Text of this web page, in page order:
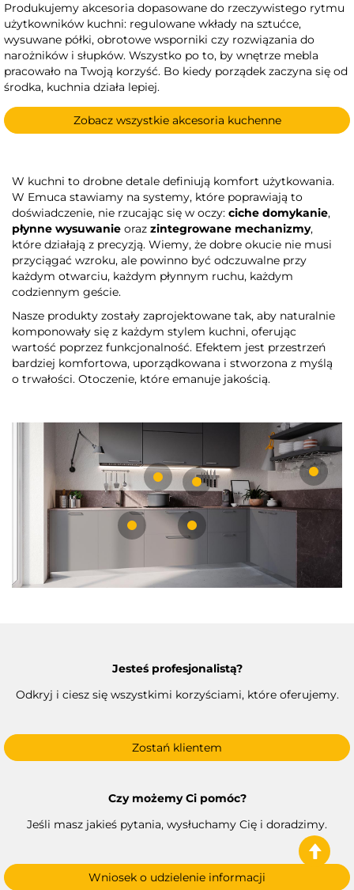
Produkujemy akcesoria dopasowane do rzeczywistego rytmu
użytkowników kuchni: regulowane wkłady na sztućce,
wysuwane półki, obrotowe wsporniki czy rozwiązania do
narożników i słupków. Wszystko po to, by wnętrze mebla
pracowało na Twoją korzyść. Bo kiedy porządek zaczyna się od
środka, kuchnia działa lepiej.
Zobacz wszystkie akcesoria kuchenne
W kuchni to drobne detale definiują komfort użytkowania.
W Emuca stawiamy na systemy, które poprawiają to
doświadczenie, nie rzucając się w oczy: ciche domykanie,
płynne wysuwanie oraz zintegrowane mechanizmy,
które działają z precyzją. Wiemy, że dobre okucie nie musi
przyciągać wzroku, ale powinno być odczuwalne przy
każdym otwarciu, każdym płynnym ruchu, każdym
codziennym geście.
Nasze produkty zostały zaprojektowane tak, aby naturalnie
komponowały się z każdym stylem kuchni, oferując
wartość poprzez funkcjonalność. Efektem jest przestrzeń
bardziej komfortowa, uporządkowana i stworzona z myślą
o trwałości. Otoczenie, które emanuje jakością.
Jesteś profesjonalistą?
Odkryj i ciesz się wszystkimi korzyściami, które oferujemy.
Zostań klientem
Czy możemy Ci pomóc?
Jeśli masz jakieś pytania, wysłuchamy Cię i doradzimy.
Wniosek o udzielenie informacji